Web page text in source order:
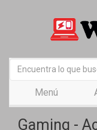
Menú
Gaming -